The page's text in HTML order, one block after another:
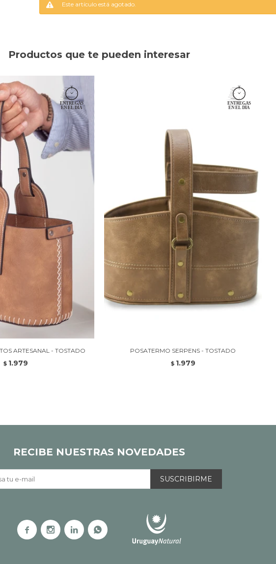
Este artículo está agotado.
Productos que te pueden interesar
ARTESANAL - TOSTADO
$ 1.979
POSATERMO SERPENS - TOSTADO
$ 1.979
RECIBE NUESTRAS NOVEDADES
SUSCRIBIRME
   